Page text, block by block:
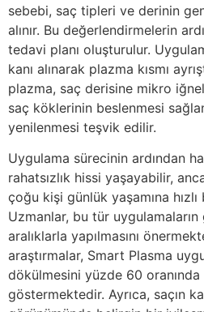
sebebi, saç tipleri ve derinin
alınır. Bu değerlendirmelerin
tedavi planı oluşturulur.
kanı alınarak plazma kısmı
plazma, saç derisine mikro
saç köklerinin beslenmesi
yenilenmesi teşvik edilir.
Uygulama sürecinin ardından
rahatsızlık hissi yaşayabilir,
çoğu kişi günlük yaşamına
Uzmanlar, bu tür
aralıklarla yapılmasını
araştırmalar, Smart Plasma
dökülmesini yüzde 60 oranında
göstermektedir. Ayrıca, saçın